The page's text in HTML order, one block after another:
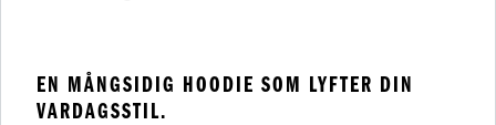
EN MÅNGSIDIG HOODIE SOM LYFTER DIN
VARDAGSSTIL.